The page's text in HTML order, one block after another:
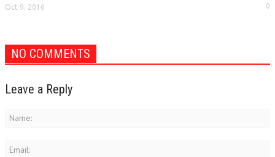
Oct 9, 2016 0
NO COMMENTS
Leave a Reply